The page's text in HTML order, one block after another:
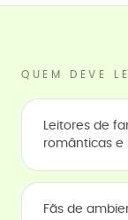
QUEM DEVE
Leitores de
românticas e
Fãs de